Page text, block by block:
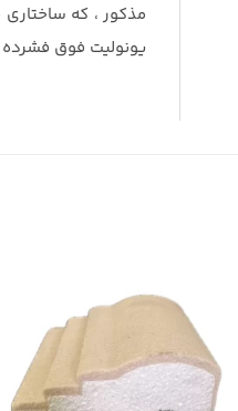
مذکور ، که
یونولیت فوق فشرده